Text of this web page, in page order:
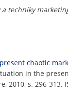
techniky
chaotic
in the
2010, s. 296-313.